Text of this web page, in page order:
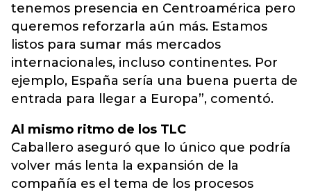
tenemos presencia en Centroamérica pero
queremos reforzarla aún más. Estamos
listos para sumar más mercados
internacionales, incluso continentes. Por
ejemplo, España sería una buena puerta de
entrada para llegar a Europa”, comentó.
Al mismo ritmo de los TLC
Caballero aseguró que lo único que podría
volver más lenta la expansión de la
compañía es el tema de los procesos